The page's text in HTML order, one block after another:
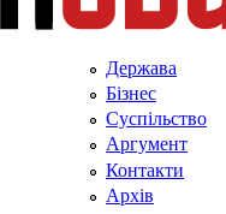
Держава
Бізнес
Суспільство
Аргумент
Контакти
Архів